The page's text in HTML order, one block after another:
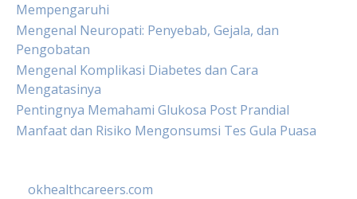
Mempengaruhi
Mengenal Neuropati: Penyebab, Gejala, dan
Pengobatan
Mengenal Komplikasi Diabetes dan Cara
Mengatasinya
Pentingnya Memahami Glukosa Post Prandial
Manfaat dan Risiko Mengonsumsi Tes Gula Puasa
okhealthcareers.com